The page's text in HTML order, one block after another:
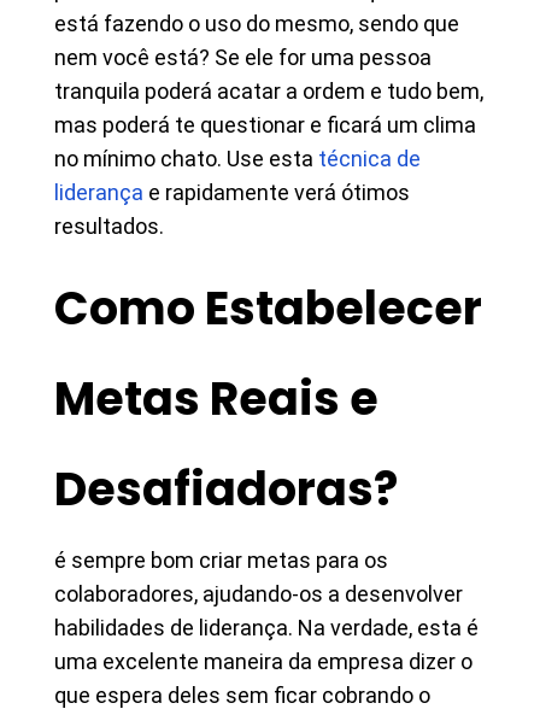
está fazendo o uso do mesmo, sendo que
nem você está? Se ele for uma pessoa
tranquila poderá acatar a ordem e tudo bem,
mas poderá te questionar e ficará um clima
no mínimo chato. Use esta técnica de
liderança e rapidamente verá ótimos
resultados.
Como Estabelecer
Metas Reais e
Desafiadoras?
é sempre bom criar metas para os
colaboradores, ajudando-os a desenvolver
habilidades de liderança. Na verdade, esta é
uma excelente maneira da empresa dizer o
que espera deles sem ficar cobrando o